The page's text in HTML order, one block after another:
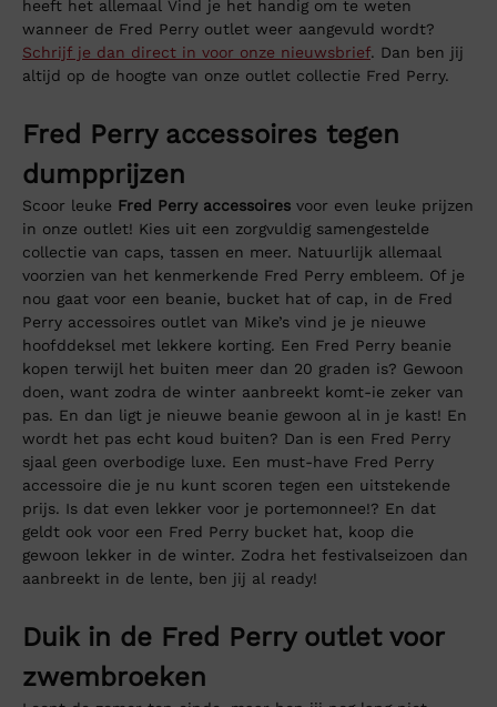
heeft het allemaal Vind je het handig om te weten
wanneer de Fred Perry outlet weer aangevuld wordt?
Schrijf je dan direct in voor onze nieuwsbrief. Dan ben jij
altijd op de hoogte van onze outlet collectie Fred Perry.
Fred Perry accessoires tegen
dumpprijzen
Scoor leuke Fred Perry accessoires voor even leuke prijzen
in onze outlet! Kies uit een zorgvuldig samengestelde
collectie van caps, tassen en meer. Natuurlijk allemaal
voorzien van het kenmerkende Fred Perry embleem. Of je
nou gaat voor een beanie, bucket hat of cap, in de Fred
Perry accessoires outlet van Mike’s vind je je nieuwe
hoofddeksel met lekkere korting. Een Fred Perry beanie
kopen terwijl het buiten meer dan 20 graden is? Gewoon
doen, want zodra de winter aanbreekt komt-ie zeker van
pas. En dan ligt je nieuwe beanie gewoon al in je kast! En
wordt het pas echt koud buiten? Dan is een Fred Perry
sjaal geen overbodige luxe. Een must-have Fred Perry
accessoire die je nu kunt scoren tegen een uitstekende
prijs. Is dat even lekker voor je portemonnee!? En dat
geldt ook voor een Fred Perry bucket hat, koop die
gewoon lekker in de winter. Zodra het festivalseizoen dan
aanbreekt in de lente, ben jij al ready!
Duik in de Fred Perry outlet voor
zwembroeken